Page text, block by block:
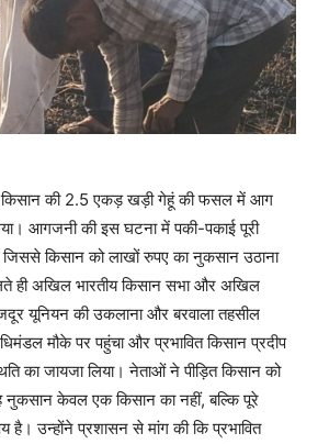
किसान की 2.5 एकड़ खड़ी गेहूं की फसल में आग
आगजनी की इस घटना में पकी-पकाई पूरी
किसान को लाखों रुपए का नुकसान उठाना
ही अखिल भारतीय किसान सभा और अखिल
यूनियन की उकलाना और बरवाला तहसील
मौके पर पहुंचा और प्रभावित किसान प्रदीप
का जायजा लिया। नेताओं ने पीड़ित किसान को
नुकसान केवल एक किसान का नहीं, बल्कि पूरे
है। उन्होंने प्रशासन से मांग की कि प्रभावित